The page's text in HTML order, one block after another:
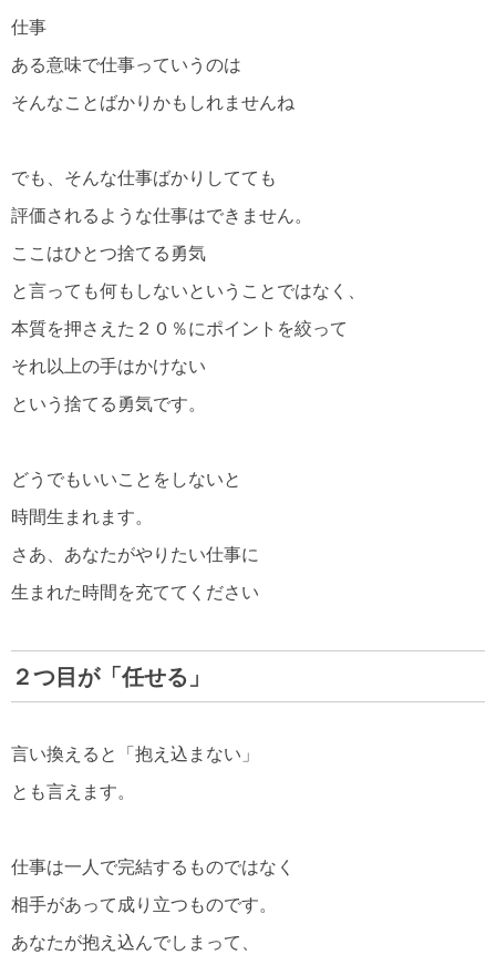
仕事
ある意味で仕事っていうのは
そんなことばかりかもしれませんね
でも、そんな仕事ばかりしてても
評価されるような仕事はできません。
ここはひとつ捨てる勇気
と言っても何もしないということではなく、
本質を押さえた２０％にポイントを絞って
それ以上の手はかけない
という捨てる勇気です。
どうでもいいことをしないと
時間生まれます。
さあ、あなたがやりたい仕事に
生まれた時間を充ててください
２つ目が「任せる」
言い換えると「抱え込まない」
とも言えます。
仕事は一人で完結するものではなく
相手があって成り立つものです。
あなたが抱え込んでしまって、